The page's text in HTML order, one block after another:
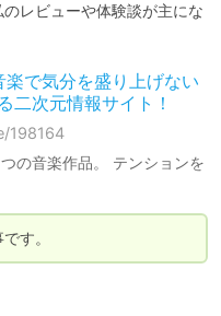
レビューや体験談が主にな
楽で気分を盛り上げない
二次元情報サイト！
198164
の音楽作品。 テンションを
す。